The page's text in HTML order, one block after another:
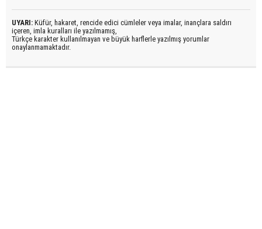
UYARI: Küfür, hakaret, rencide edici cümleler veya imalar, inançlara saldırı
içeren, imla kuralları ile yazılmamış,
Türkçe karakter kullanılmayan ve büyük harflerle yazılmış yorumlar
onaylanmamaktadır.